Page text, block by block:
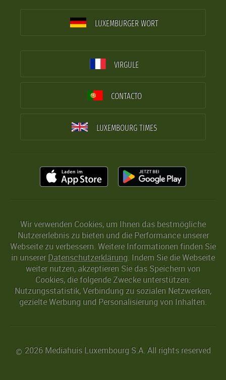
LUXEMBURGER WORT
VIRGULE
CONTACTO
LUXEMBOURG TIMES
Wir verwenden Cookies, um Ihnen das bestmögliche
Nutzererlebnis zu bieten und die Performance unserer
Webseite zu verbessern. Weitere Informationen finden Sie
in unserer Datenschutzerklärung. Indem Sie die Webseite
weiter nutzen, akzeptieren Sie das Speichern von
Cookies, die folgende Zwecke unterstützen:
Nutzungsstatistik, Verbindung zu sozialen Netzwerken,
gezielte Werbung und Personalisierung von Inhalten.
© 2026 Mediahuis Luxembourg S.A. All rights reserved